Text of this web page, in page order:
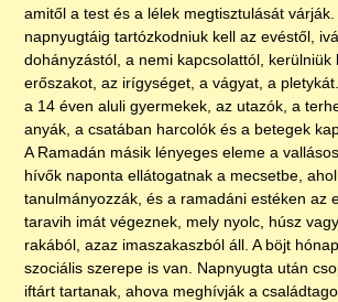
amitől a test és a lélek megtisztulását
napnyugtáig tartózkodniuk kell az evéstől,
dohányzástól, a nemi kapcsolattól, kerülniük
erőszakot, az irígységet, a vágyat, a
a 14 éven aluli gyermekek, az utazók, a
anyák, a csatában harcolók és a betegek
A Ramadán másik lényeges eleme a
hívők naponta ellátogatnak a mecsetbe,
tanulmányozzák, és a ramadáni estéken az
taravih imát végeznek, mely nyolc, húsz
rakából, azaz imaszakaszból áll. A böjt
szociális szerepe is van. Napnyugta után
iftárt tartanak, ahova meghívják a